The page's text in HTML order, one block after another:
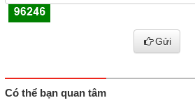
Gửi
Có thể bạn quan tâm